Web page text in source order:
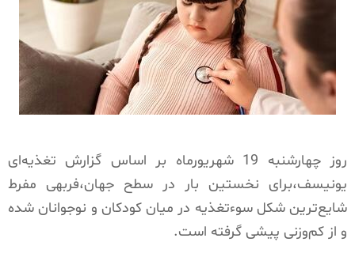
روز چهارشنبه 19 شهریورماه بر اساس گزارش تغذیه‌ای
یونیسف،برای نخستین بار در سطح جهان،فربهی مفرط
شایع‌ترین شکل سوءتغذیه در میان کودکان و نوجوانان شده
و از کم‌وزنی پیشی گرفته است.